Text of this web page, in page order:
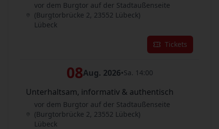
vor dem Burgtor auf der Stadtaußenseite
(Burgtorbrücke 2, 23552 Lübeck)
Lübeck
Tickets
08Aug. 2026•Sa. 14:00
Unterhaltsam, informativ & authentisch
vor dem Burgtor auf der Stadtaußenseite
(Burgtorbrücke 2, 23552 Lübeck)
Lübeck